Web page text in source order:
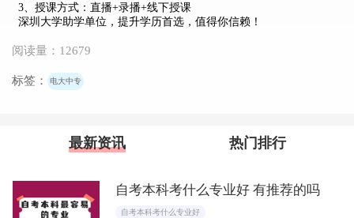
3、授课方式：直播+录播+线下授课
深圳大学助学单位，提升学历首选，值得你信赖！
阅读量：12679
标签： 电大中专
最新资讯 热门排行
自考本科考什么专业好 有推荐的吗
自考本科考什么专业好